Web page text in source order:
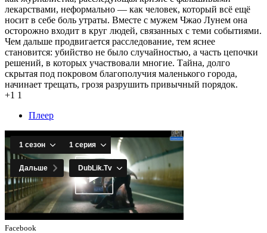
лекарствами, неформально — как человек, который всё ещё
носит в себе боль утраты. Вместе с мужем Чжао Лунем она
осторожно входит в круг людей, связанных с теми событиями.
Чем дальше продвигается расследование, тем яснее
становится: убийство не было случайностью, а часть цепочки
решений, в которых участвовали многие. Тайна, долго
скрытая под покровом благополучия маленького города,
начинает трещать, грозя разрушить привычный порядок.
+1 1
Плеер
Facebook